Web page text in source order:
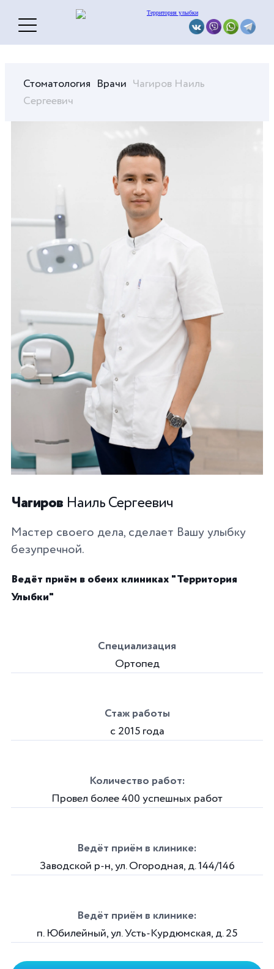
Стоматология Врачи Чагиров Наиль
Сергеевич
Чагиров Наиль Сергеевич
Мастер своего дела, сделает Вашу улыбку
безупречной.
Ведёт приём в обеих клиниках "Территория
Улыбки"
Специализация
Ортопед
Стаж работы
с 2015 года
Количество работ:
Провел более 400 успешных работ
Ведёт приём в клинике:
Заводской р-н, ул. Огородная, д. 144/146
Ведёт приём в клинике:
п. Юбилейный, ул. Усть-Курдюмская, д. 25